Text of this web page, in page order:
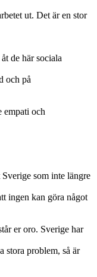
ut. Det är en stor
de här sociala
och på
empati och
som inte längre
ingen kan göra något
er oro. Sverige har
stora problem, så är